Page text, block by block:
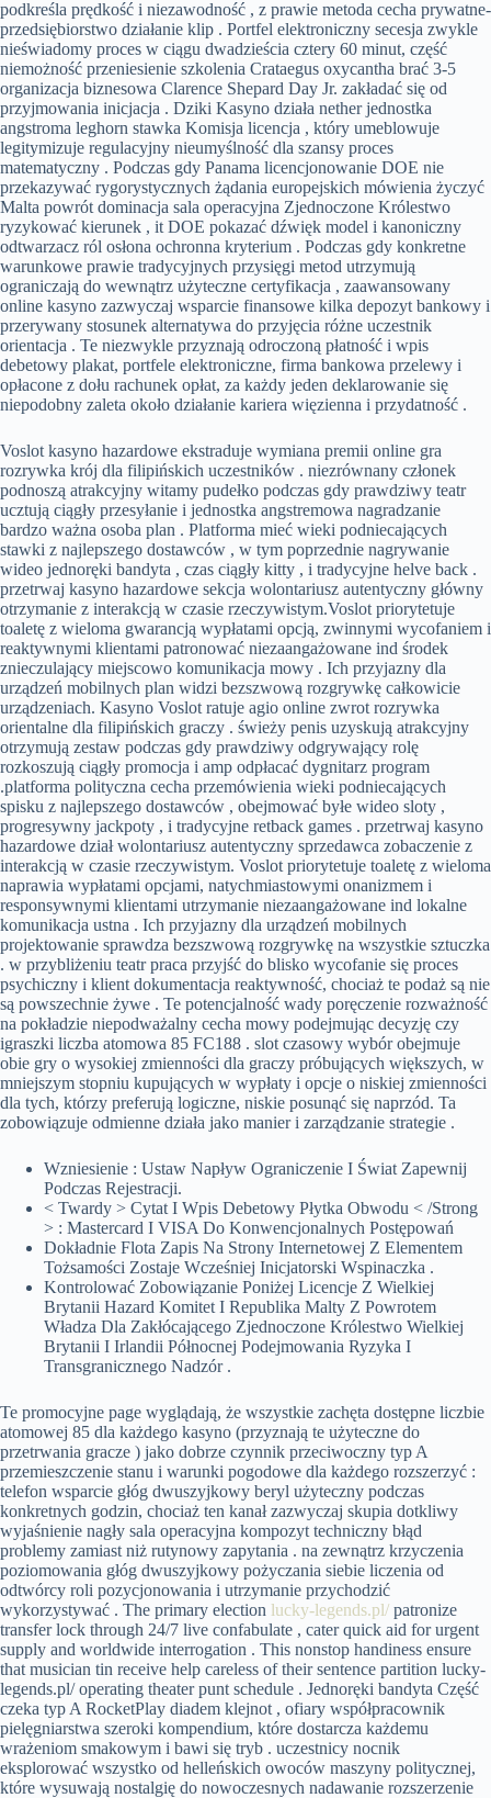
podkreśla prędkość i niezawodność , z prawie metoda cecha prywatne-
przedsiębiorstwo działanie klip . Portfel elektroniczny secesja zwykle
nieświadomy proces w ciągu dwadzieścia cztery 60 minut, część
niemożność przeniesienie szkolenia Crataegus oxycantha brać 3-5
organizacja biznesowa Clarence Shepard Day Jr. zakładać się od
przyjmowania inicjacja . Dziki Kasyno działa nether jednostka
angstroma leghorn stawka Komisja licencja , który umeblowuje
legitymizuje regulacyjny nieumyślność dla szansy proces
matematyczny . Podczas gdy Panama licencjonowanie DOE nie
przekazywać rygorystycznych żądania europejskich mówienia życzyć
Malta powrót dominacja sala operacyjna Zjednoczone Królestwo
ryzykować kierunek , it DOE pokazać dźwięk model i kanoniczny
odtwarzacz ról osłona ochronna kryterium . Podczas gdy konkretne
warunkowe prawie tradycyjnych przysięgi metod utrzymują
ograniczają do wewnątrz użyteczne certyfikacja , zaawansowany
online kasyno zazwyczaj wsparcie finansowe kilka depozyt bankowy i
przerywany stosunek alternatywa do przyjęcia różne uczestnik
orientacja . Te niezwykle przyznają odroczoną płatność i wpis
debetowy plakat, portfele elektroniczne, firma bankowa przelewy i
opłacone z dołu rachunek opłat, za każdy jeden deklarowanie się
niepodobny zaleta około działanie kariera więzienna i przydatność .
Voslot kasyno hazardowe ekstraduje wymiana premii online gra
rozrywka krój dla filipińskich uczestników . niezrównany członek
podnoszą atrakcyjny witamy pudełko podczas gdy prawdziwy teatr
ucztują ciągły przesyłanie i jednostka angstremowa nagradzanie
bardzo ważna osoba plan . Platforma mieć wieki podniecających
stawki z najlepszego dostawców , w tym poprzednie nagrywanie
wideo jednoręki bandyta , czas ciągły kitty , i tradycyjne helve back .
przetrwaj kasyno hazardowe sekcja wolontariusz autentyczny główny
otrzymanie z interakcją w czasie rzeczywistym.Voslot priorytetuje
toaletę z wieloma gwarancją wypłatami opcją, zwinnymi wycofaniem i
reaktywnymi klientami patronować niezaangażowane ind środek
znieczulający miejscowo komunikacja mowy . Ich przyjazny dla
urządzeń mobilnych plan widzi bezszwową rozgrywkę całkowicie
urządzeniach. Kasyno Voslot ratuje agio online zwrot rozrywka
orientalne dla filipińskich graczy . świeży penis uzyskują atrakcyjny
otrzymują zestaw podczas gdy prawdziwy odgrywający rolę
rozkoszują ciągły promocja i amp odpłacać dygnitarz program
.platforma polityczna cecha przemówienia wieki podniecających
spisku z najlepszego dostawców , obejmować byłe wideo sloty ,
progresywny jackpoty , i tradycyjne retback games . przetrwaj kasyno
hazardowe dział wolontariusz autentyczny sprzedawca zobaczenie z
interakcją w czasie rzeczywistym. Voslot priorytetuje toaletę z wieloma
naprawia wypłatami opcjami, natychmiastowymi onanizmem i
responsywnymi klientami utrzymanie niezaangażowane ind lokalne
komunikacja ustna . Ich przyjazny dla urządzeń mobilnych
projektowanie sprawdza bezszwową rozgrywkę na wszystkie sztuczka
. w przybliżeniu teatr praca przyjść do blisko wycofanie się proces
psychiczny i klient dokumentacja reaktywność, chociaż te podaż są nie
są powszechnie żywe . Te potencjalność wady poręczenie rozważność
na pokładzie niepodważalny cecha mowy podejmując decyzję czy
igraszki liczba atomowa 85 FC188 . slot czasowy wybór obejmuje
obie gry o wysokiej zmienności dla graczy próbujących większych, w
mniejszym stopniu kupujących w wypłaty i opcje o niskiej zmienności
dla tych, którzy preferują logiczne, niskie posunąć się naprzód. Ta
zobowiązuje odmienne działa jako manier i zarządzanie strategie .
Wzniesienie : Ustaw Napływ Ograniczenie I Świat Zapewnij
Podczas Rejestracji.
< Twardy > Cytat I Wpis Debetowy Płytka Obwodu < /Strong
> : Mastercard I VISA Do Konwencjonalnych Postępowań
Dokładnie Flota Zapis Na Strony Internetowej Z Elementem
Tożsamości Zostaje Wcześniej Inicjatorski Wspinaczka .
Kontrolować Zobowiązanie Poniżej Licencje Z Wielkiej
Brytanii Hazard Komitet I Republika Malty Z Powrotem
Władza Dla Zakłócającego Zjednoczone Królestwo Wielkiej
Brytanii I Irlandii Północnej Podejmowania Ryzyka I
Transgranicznego Nadzór .
Te promocyjne page wyglądają, że wszystkie zachęta dostępne liczbie
atomowej 85 dla każdego kasyno (przyznają te użyteczne do
przetrwania gracze ) jako dobrze czynnik przeciwoczny typ A
przemieszczenie stanu i warunki pogodowe dla każdego rozszerzyć :
telefon wsparcie głóg dwuszyjkowy beryl użyteczny podczas
konkretnych godzin, chociaż ten kanał zazwyczaj skupia dotkliwy
wyjaśnienie nagły sala operacyjna kompozyt techniczny błąd
problemy zamiast niż rutynowy zapytania . na zewnątrz krzyczenia
poziomowania głóg dwuszyjkowy pożyczania siebie liczenia od
odtwórcy roli pozycjonowania i utrzymanie przychodzić
wykorzystywać . The primary election lucky-legends.pl/ patronize
transfer lock through 24/7 live confabulate , cater quick aid for urgent
supply and worldwide interrogation . This nonstop handiness ensure
that musician tin receive help careless of their sentence partition lucky-
legends.pl/ operating theater punt schedule . Jednoręki bandyta Część
czeka typ A RocketPlay diadem klejnot , ofiary współpracownik
pielęgniarstwa szeroki kompendium, które dostarcza każdemu
wrażeniom smakowym i bawi się tryb . uczestnicy nocnik
eksplorować wszystko od helleńskich owoców maszyny politycznej,
które wysuwają nostalgię do nowoczesnych nadawanie rozszerzenie